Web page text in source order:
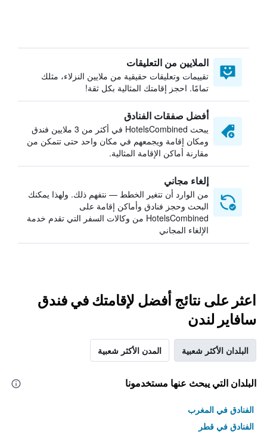
الملايين من التعليقات
تقييمات وتعليقات حقيقية من ملايين النزلاء، مثلك
تمامًا. احجز إقامتك المثالية بكل ثقة!
أفضل صفقات الفنادق
يبحث HotelsCombined في أكثر من 3 ملايين فندق
ومكان إقامة ويجمعهم في مكان واحد حتى تتمكن من
مقارنة أماكن الإقامة المثالية.
إلغاء مجاني
من الوارد أن تتغير الخطط — نتفهم ذلك. ولهذا يمكنك
البحث وحجز فنادق وأماكن إقامة على
HotelsCombined من وكالات السفر التي تقدم خدمة
الإلغاء المجاني
اعثر على نتائج أفضل لإقامتك في فندق
سافاير لندن
البلدان الأكثر شعبية المدن الأكثر شعبية
البلدان التي يبحث عنها مستخدمونا
الفنادق في المغرب
الفنادق في قطر